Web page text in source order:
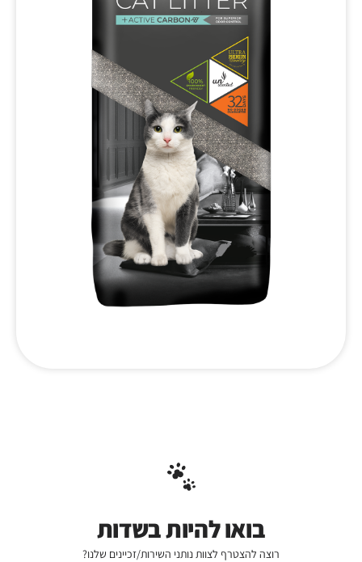
בואו להיות בשדות
רוצה להצטרף לצוות נותני השירות/זכיינים שלנו?